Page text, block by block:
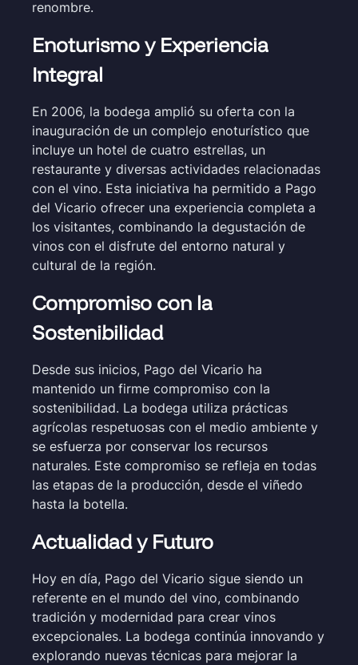
renombre.
Enoturismo y Experiencia
Integral
En 2006, la bodega amplió su oferta con la
inauguración de un complejo enoturístico que
incluye un hotel de cuatro estrellas, un
restaurante y diversas actividades relacionadas
con el vino. Esta iniciativa ha permitido a Pago
del Vicario ofrecer una experiencia completa a
los visitantes, combinando la degustación de
vinos con el disfrute del entorno natural y
cultural de la región.
Compromiso con la
Sostenibilidad
Desde sus inicios, Pago del Vicario ha
mantenido un firme compromiso con la
sostenibilidad. La bodega utiliza prácticas
agrícolas respetuosas con el medio ambiente y
se esfuerza por conservar los recursos
naturales. Este compromiso se refleja en todas
las etapas de la producción, desde el viñedo
hasta la botella.
Actualidad y Futuro
Hoy en día, Pago del Vicario sigue siendo un
referente en el mundo del vino, combinando
tradición y modernidad para crear vinos
excepcionales. La bodega continúa innovando y
explorando nuevas técnicas para mejorar la